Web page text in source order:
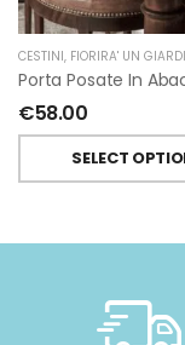
CESTINI, FIORIRA' UN
€58.00
SELECT